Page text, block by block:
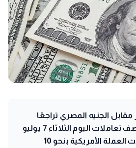
الجنيه المصري تراجعًا
ملحوظًا خلال منتصف تعاملات اليوم الثلاثاء 7 يوليو
2026، حيث انخفضت العملة الأمريكية بنحو 10